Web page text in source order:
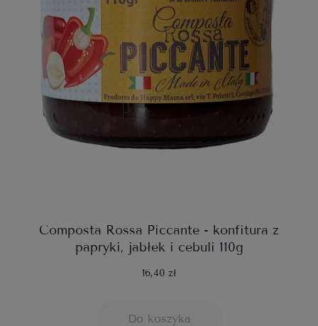
Composta Rossa Piccante - konfitura z
papryki, jabłek i cebuli 110g
16,40 zł
Do koszyka